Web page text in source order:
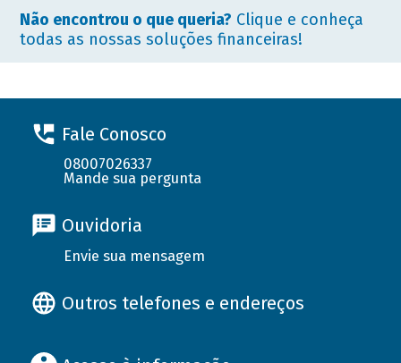
Não encontrou o que queria? Clique e conheça
todas as nossas soluções financeiras!
Fale Conosco
08007026337
Mande sua pergunta
Ouvidoria
Envie sua mensagem
Outros telefones e endereços